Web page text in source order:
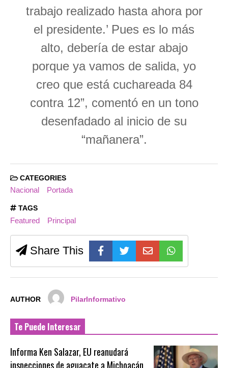
trabajo realizado hasta ahora por
el presidente.’ Pues es lo más
alto, debería de estar abajo
porque ya vamos de salida, yo
creo que está cuchareada 84
contra 12”, comentó en un tono
desenfadado al inicio de su
“mañanera”.
CATEGORIES
Nacional Portada
TAGS
Featured Principal
Share This
AUTHOR PilarInformativo
Te Puede Interesar
Informa Ken Salazar, EU reanudará
inspecciones de aguacate a Michoacán